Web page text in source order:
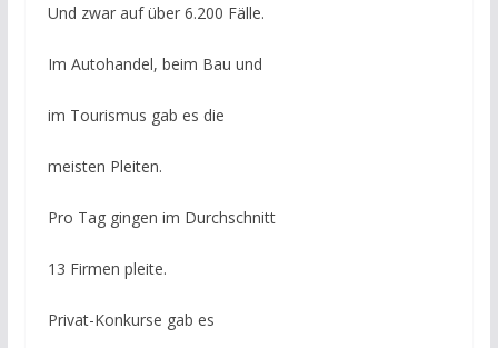
Und zwar auf über 6.200 Fälle.
Im Autohandel, beim Bau und
im Tourismus gab es die
meisten Pleiten.
Pro Tag gingen im Durchschnitt
13 Firmen pleite.
Privat-Konkurse gab es